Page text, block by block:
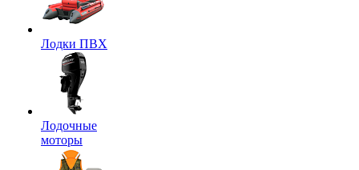
Лодки ПВХ
Лодочные
моторы